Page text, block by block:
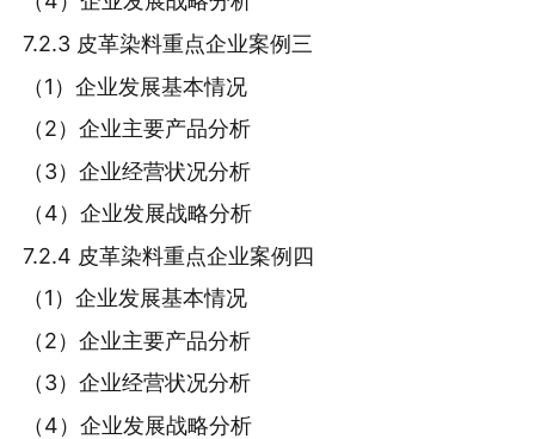
7.2.3 皮革染料重点企业案例三
（1）企业发展基本情况
（2）企业主要产品分析
（3）企业经营状况分析
（4）企业发展战略分析
7.2.4 皮革染料重点企业案例四
（1）企业发展基本情况
（2）企业主要产品分析
（3）企业经营状况分析
（4）企业发展战略分析